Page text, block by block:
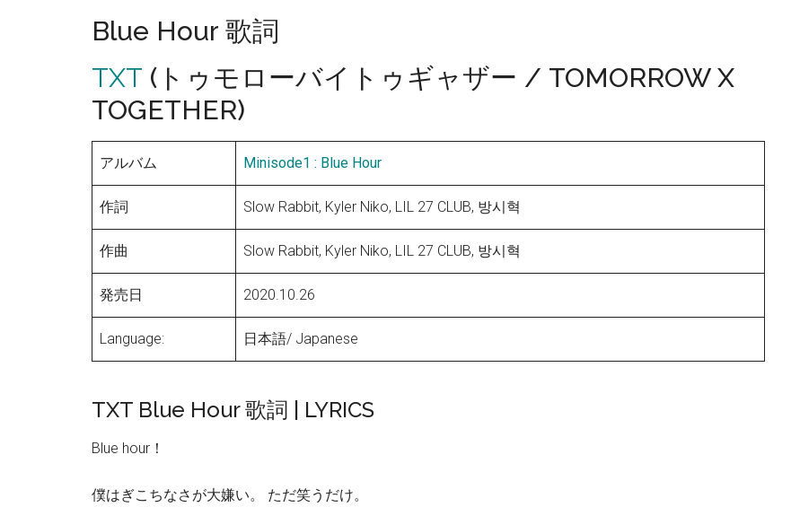
Blue Hour 歌詞
TXT (トゥモローバイトゥギャザー / TOMORROW X
TOGETHER)
アルバム Minisode1 : Blue Hour
作詞 Slow Rabbit, Kyler Niko, LIL 27 CLUB, 방시혁
作曲 Slow Rabbit, Kyler Niko, LIL 27 CLUB, 방시혁
発売日 2020.10.26
Language: 日本語/ Japanese
TXT Blue Hour 歌詞 | LYRICS
Blue hour！
僕はぎこちなさが大嫌い。 ただ笑うだけ。